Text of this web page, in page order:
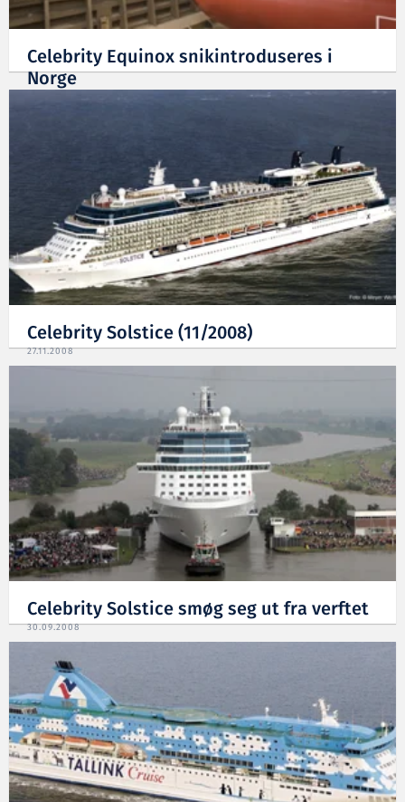
Celebrity Equinox snikintroduseres i
Norge
Celebrity Solstice (11/2008)
27.11.2008
Celebrity Solstice smøg seg ut fra verftet
30.09.2008